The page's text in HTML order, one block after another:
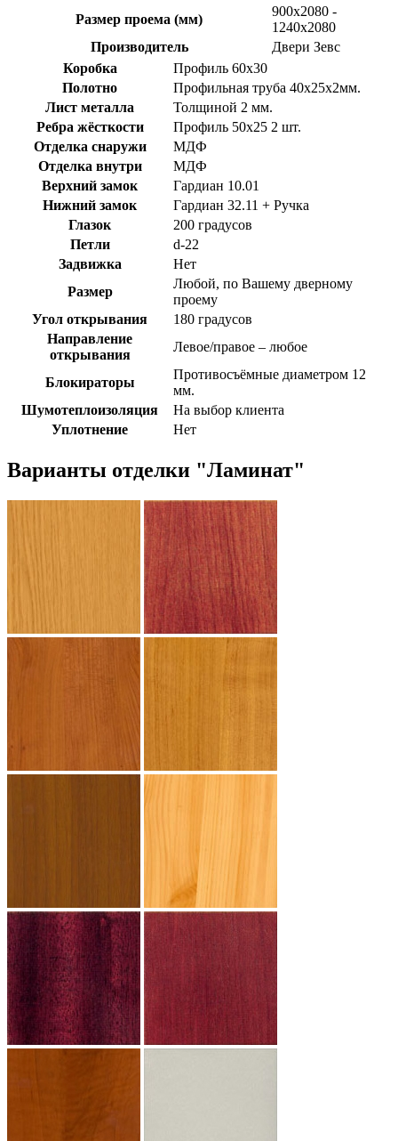
Размер проема (мм)
900х2080 -
1240х2080
Производитель
Двери Зевс
Коробка
Профиль 60х30
Полотно
Профильная труба 40х25х2мм.
Лист металла
Толщиной 2 мм.
Ребра жёсткости
Профиль 50х25 2 шт.
Отделка снаружи
МДФ
Отделка внутри
МДФ
Верхний замок
Гардиан 10.01
Нижний замок
Гардиан 32.11 + Ручка
Глазок
200 градусов
Петли
d-22
Задвижка
Нет
Размер
Любой, по Вашему дверному
проему
Угол открывания
180 градусов
Направление
открывания
Левое/правое – любое
Блокираторы
Противосъёмные диаметром 12
мм.
Шумотеплоизоляция
На выбор клиента
Уплотнение
Нет
Варианты отделки "Ламинат"